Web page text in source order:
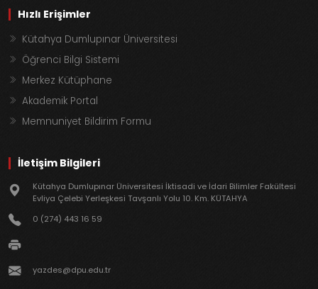
Hızlı Erişimler
Kütahya Dumlupınar Üniversitesi
Öğrenci Bilgi Sistemi
Merkez Kütüphane
Akademik Portal
Memnuniyet Bildirim Formu
İletişim Bilgileri
Kütahya Dumlupınar Üniversitesi İktisadi ve İdari Bilimler Fakültesi
Evliya Çelebi Yerleşkesi Tavşanlı Yolu 10. Km. KÜTAHYA
0 (274) 443 16 59
yazdes@dpu.edu.tr